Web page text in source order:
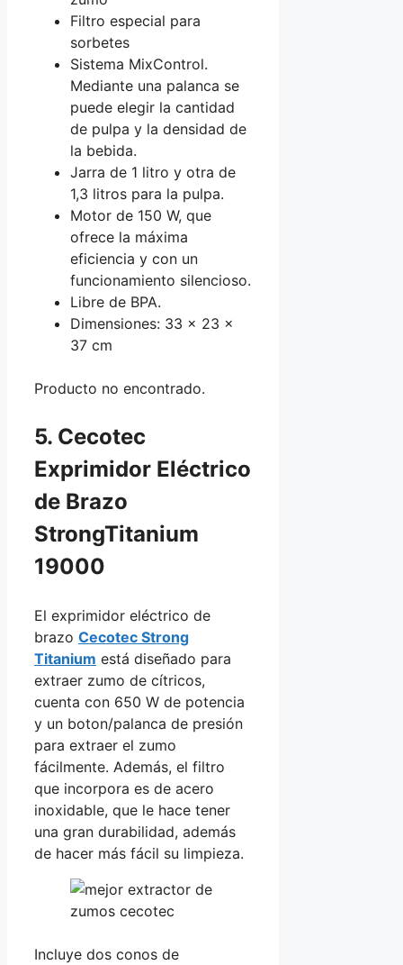
Filtro especial para
sorbetes
Sistema MixControl.
Mediante una palanca se
puede elegir la cantidad
de pulpa y la densidad de
la bebida.
Jarra de 1 litro y otra de
1,3 litros para la pulpa.
Motor de 150 W, que
ofrece la máxima
eficiencia y con un
funcionamiento silencioso.
Libre de BPA.
Dimensiones: 33 x 23 x
37 cm
Producto no encontrado.
5. Cecotec
Exprimidor Eléctrico
de Brazo
StrongTitanium
19000
El exprimidor eléctrico de
brazo Cecotec Strong
Titanium está diseñado para
extraer zumo de cítricos,
cuenta con 650 W de potencia
y un boton/palanca de presión
para extraer el zumo
fácilmente. Además, el filtro
que incorpora es de acero
inoxidable, que le hace tener
una gran durabilidad, además
de hacer más fácil su limpieza.
Incluye dos conos de